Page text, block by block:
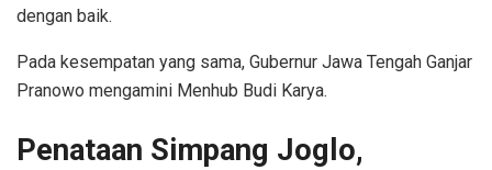
dengan baik.
Pada kesempatan yang sama, Gubernur Jawa Tengah Ganjar
Pranowo mengamini Menhub Budi Karya.
Penataan Simpang Joglo,